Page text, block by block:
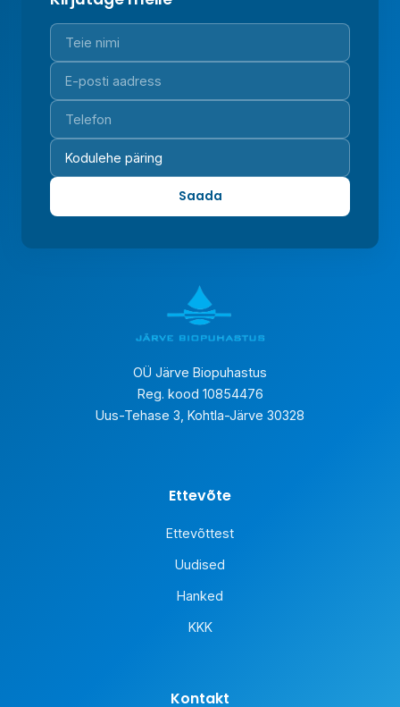
Saada
OÜ Järve Biopuhastus
Reg. kood 10854476
Uus-Tehase 3, Kohtla-Järve 30328
Ettevõte
Ettevõttest
Uudised
Hanked
KKK
Kontakt